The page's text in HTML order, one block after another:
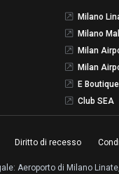
Milano
Milano
Milan
Milan
E Boutique
Club SEA
Diritto di recesso
Aeroporto di Milano